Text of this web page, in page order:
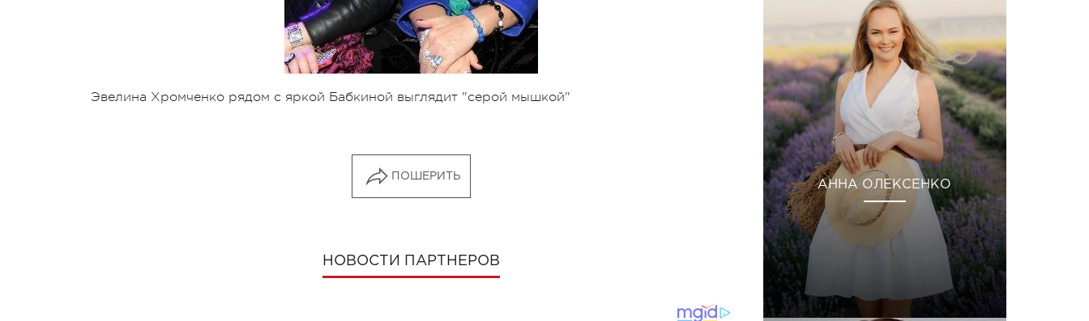
Эвелина Хромченко рядом с яркой Бабкиной выглядит "серой мышкой"
ПОШЕРИТЬ
НОВОСТИ ПАРТНЕРОВ
АННА ОЛЕКСЕНКО